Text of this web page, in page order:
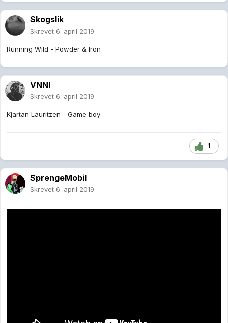
Skogslik
Skrevet 6. april 2019
Running Wild - Powder & Iron
VNNI
Skrevet 6. april 2019
Kjartan Lauritzen - Game boy
1
SprengeMobil
Skrevet 6. april 2019